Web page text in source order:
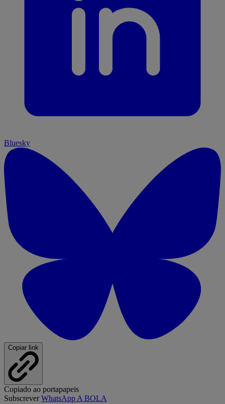
Bluesky
Copiar link
Copiado ao portapapeis
SubscreverWhatsApp A BOLA